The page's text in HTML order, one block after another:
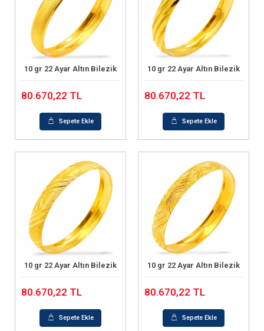
Sepete Ekle
10 gr 22 Ayar Altın Bilezik
80.670,22 TL
Sepete Ekle
Sepete Ekle
10 gr 22 Ayar Altın Bilezik
80.670,22 TL
Sepete Ekle
Sepete Ekle
10 gr 22 Ayar Altın Bilezik
80.670,22 TL
Sepete Ekle
Sepete Ekle
10 gr 22 Ayar Altın Bilezik
80.670,22 TL
Sepete Ekle